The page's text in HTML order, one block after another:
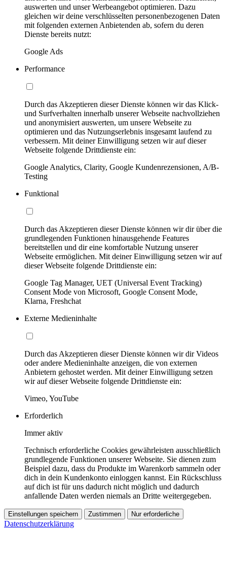
auswerten und unser Werbeangebot optimieren. Dazu
gleichen wir deine verschlüsselten personenbezogenen Daten
mit folgenden externen Anbietenden ab, sofern du deren
Dienste bereits nutzt:
Google Ads
Performance
Durch das Akzeptieren dieser Dienste können wir das Klick-
und Surfverhalten innerhalb unserer Webseite nachvollziehen
und anonymisiert auswerten, um unsere Webseite zu
optimieren und das Nutzungserlebnis insgesamt laufend zu
verbessern. Mit deiner Einwilligung setzen wir auf dieser
Webseite folgende Drittdienste ein:
Google Analytics, Clarity, Google Kundenrezensionen, A/B-
Testing
Funktional
Durch das Akzeptieren dieser Dienste können wir dir über die
grundlegenden Funktionen hinausgehende Features
bereitstellen und dir eine komfortable Nutzung unserer
Webseite ermöglichen. Mit deiner Einwilligung setzen wir auf
dieser Webseite folgende Drittdienste ein:
Google Tag Manager, UET (Universal Event Tracking)
Consent Mode von Microsoft, Google Consent Mode,
Klarna, Freshchat
Externe Medieninhalte
Durch das Akzeptieren dieser Dienste können wir dir Videos
oder andere Medieninhalte anzeigen, die von externen
Anbietern gehostet werden. Mit deiner Einwilligung setzen
wir auf dieser Webseite folgende Drittdienste ein:
Vimeo, YouTube
Erforderlich
Immer aktiv
Technisch erforderliche Cookies gewährleisten ausschließlich
grundlegende Funktionen unserer Webseite. Sie dienen zum
Beispiel dazu, dass du Produkte im Warenkorb sammeln oder
dich in dein Kundenkonto einloggen kannst. Ein Rückschluss
auf dich ist für uns dadurch nicht möglich und dadurch
anfallende Daten werden niemals an Dritte weitergegeben.
Einstellungen speichern Zustimmen Nur erforderliche
Datenschutzerklärung